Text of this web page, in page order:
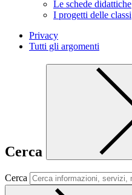
Le schede didattiche
I progetti delle classi
Privacy
Tutti gli argomenti
Cerca
Cerca